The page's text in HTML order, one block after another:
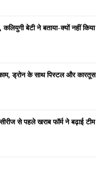
बेटी ने बताया-क्यों नहीं किया
ड्रोन के साथ पिस्टल और कारतूस
से पहले खराब फॉर्म ने बढ़ाई टीम